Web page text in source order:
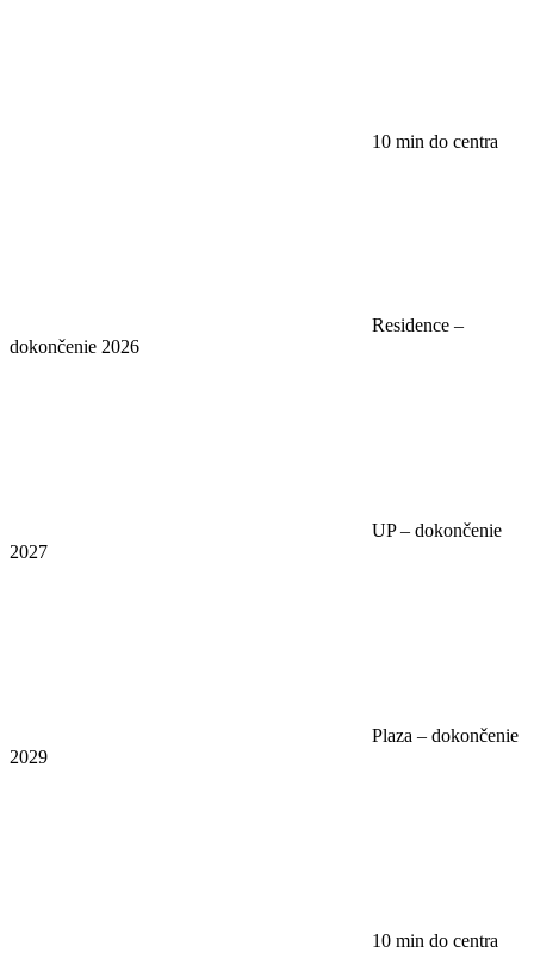
10 min do centra
Residence –
dokončenie 2026
UP – dokončenie
2027
Plaza – dokončenie
2029
10 min do centra